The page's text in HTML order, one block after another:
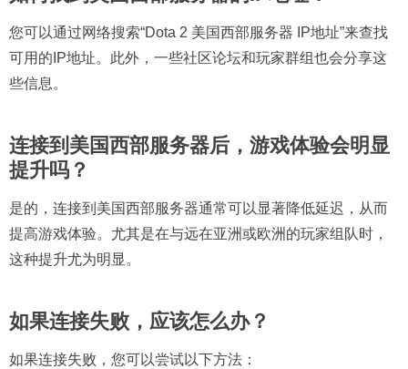
您可以通过网络搜索“Dota 2 美国西部服务器 IP地址”来查找
可用的IP地址。此外，一些社区论坛和玩家群组也会分享这
些信息。
连接到美国西部服务器后，游戏体验会明显
提升吗？
是的，连接到美国西部服务器通常可以显著降低延迟，从而
提高游戏体验。尤其是在与远在亚洲或欧洲的玩家组队时，
这种提升尤为明显。
如果连接失败，应该怎么办？
如果连接失败，您可以尝试以下方法：